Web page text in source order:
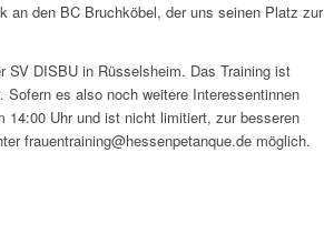
an den BC Bruchköbel, der uns seinen Platz zur
SV DISBU in Rüsselsheim. Das Training ist
es also noch weitere Interessentinnen
14:00 Uhr und ist nicht limitiert, zur besseren
frauentraining@hessenpetanque.de möglich.